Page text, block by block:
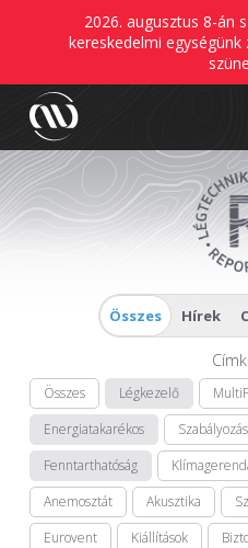
2026. augusztus 8-án
kereskedelmi
Összes Hírek
Összes Légkezelő
Energiatakarékos
Szabályozás
Fenntarthatóság
Anemosztát
Akusztika
Eurovent
Kiállítások